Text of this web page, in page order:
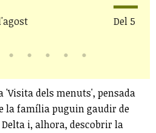
Del 5 al
dels menuts', pensada
la família puguin gaudir de
i, alhora, descobrir la